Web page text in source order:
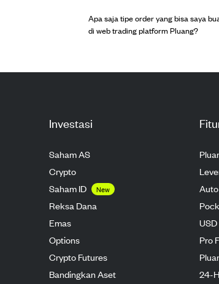
Apa saja tipe order yang bisa saya
di web trading platform Pluang?
Investasi
Saham AS
Crypto
Saham ID
New
Reksa Dana
Emas
Options
Crypto Futures
Bandingkan Aset
Pro
24-